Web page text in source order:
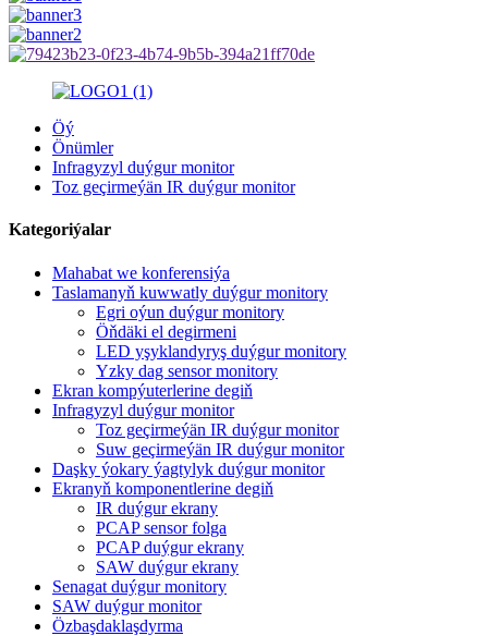
Öý
Önümler
Infragyzyl duýgur monitor
Toz geçirmeýän IR duýgur monitor
Kategoriýalar
Mahabat we konferensiýa
Taslamanyň kuwwatly duýgur monitory
Egri oýun duýgur monitory
Öňdäki el degirmeni
LED yşyklandyryş duýgur monitory
Yzky dag sensor monitory
Ekran kompýuterlerine degiň
Infragyzyl duýgur monitor
Toz geçirmeýän IR duýgur monitor
Suw geçirmeýän IR duýgur monitor
Daşky ýokary ýagtylyk duýgur monitor
Ekranyň komponentlerine degiň
IR duýgur ekrany
PCAP sensor folga
PCAP duýgur ekrany
SAW duýgur ekrany
Senagat duýgur monitory
SAW duýgur monitor
Özbaşdaklaşdyrma